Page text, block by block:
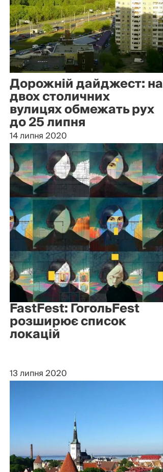
Дорожній дайджест: на
двох столичних
вулицях обмежать рух
до 25 липня
14 липня 2020
FastFest: ГогольFest
розширює список
локацій
13 липня 2020